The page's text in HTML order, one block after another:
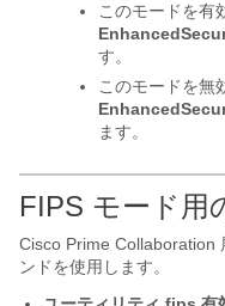
このモードを有
す。
このモードを無
ます。
FIPS モード用
Cisco Prime Collaboration
ンドを使用します。